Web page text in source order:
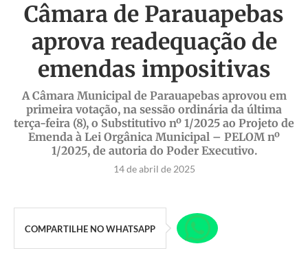
Câmara de Parauapebas
aprova readequação de
emendas impositivas
A Câmara Municipal de Parauapebas aprovou em
primeira votação, na sessão ordinária da última
terça-feira (8), o Substitutivo nº 1/2025 ao Projeto de
Emenda à Lei Orgânica Municipal – PELOM nº
1/2025, de autoria do Poder Executivo.
14 de abril de 2025
COMPARTILHE NO WHATSAPP